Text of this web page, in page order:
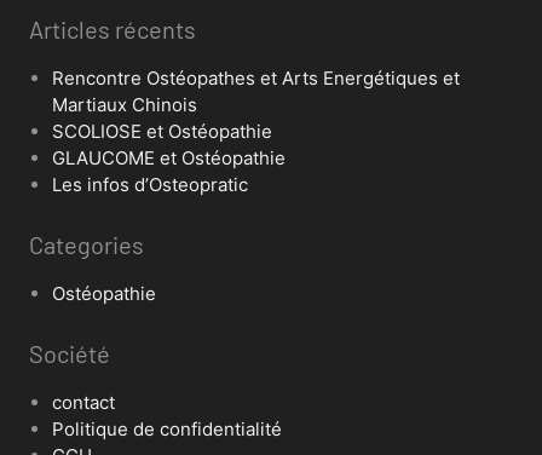
Articles récents
Rencontre Ostéopathes et Arts Energétiques et
Martiaux Chinois
SCOLIOSE et Ostéopathie
GLAUCOME et Ostéopathie
Les infos d’Osteopratic
Categories
Ostéopathie
Société
contact
Politique de confidentialité